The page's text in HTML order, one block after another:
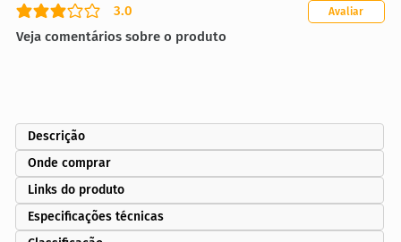
3.0
classificação média é 3 de 5
Veja comentários sobre o produto
Avaliar
Descrição
Onde comprar
Links do produto
Especificações técnicas